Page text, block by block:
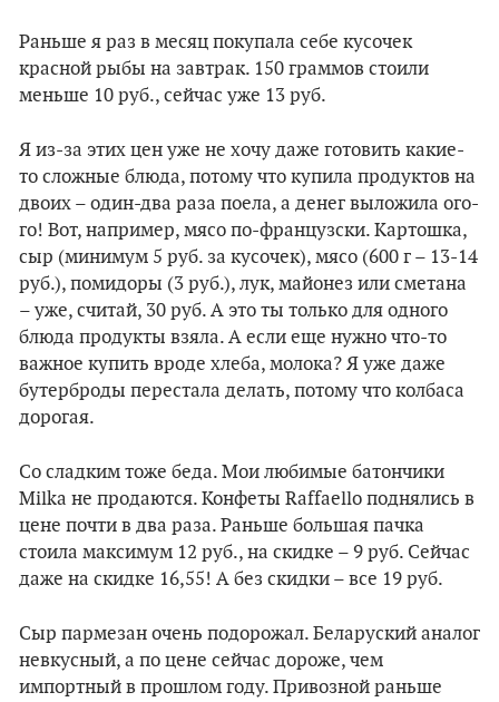
Раньше я раз в месяц покупала себе кусочек
красной рыбы на завтрак. 150 граммов стоили
меньше 10 руб., сейчас уже 13 руб.
Я из-за этих цен уже не хочу даже готовить какие-
то сложные блюда, потому что купила продуктов на
двоих – один-два раза поела, а денег выложила ого-
го! Вот, например, мясо по-французски. Картошка,
сыр (минимум 5 руб. за кусочек), мясо (600 г – 13-14
руб.), помидоры (3 руб.), лук, майонез или сметана
– уже, считай, 30 руб. А это ты только для одного
блюда продукты взяла. А если еще нужно что-то
важное купить вроде хлеба, молока? Я уже даже
бутерброды перестала делать, потому что колбаса
дорогая.
Со сладким тоже беда. Мои любимые батончики
Milka не продаются. Конфеты Raffaello поднялись в
цене почти в два раза. Раньше большая пачка
стоила максимум 12 руб., на скидке – 9 руб. Сейчас
даже на скидке 16,55! А без скидки – все 19 руб.
Сыр пармезан очень подорожал. Беларуский аналог
невкусный, а по цене сейчас дороже, чем
импортный в прошлом году. Привозной раньше